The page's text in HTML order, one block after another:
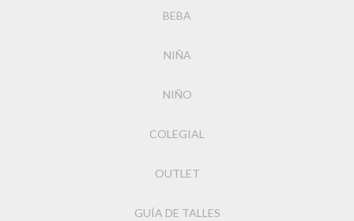
BEBA
NIÑA
NIÑO
COLEGIAL
OUTLET
GUÍA DE TALLES